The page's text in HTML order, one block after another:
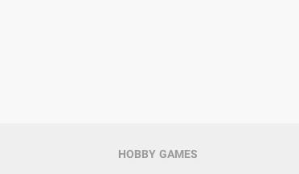
HOBBY GAMES
799